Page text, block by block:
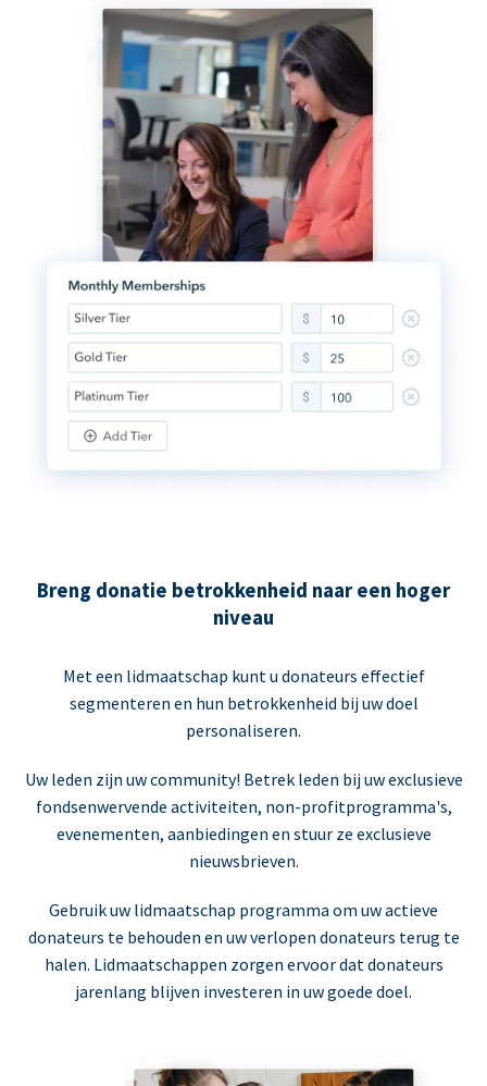
Breng donatie betrokkenheid naar een hoger
niveau
Met een lidmaatschap kunt u donateurs effectief
segmenteren en hun betrokkenheid bij uw doel
personaliseren.
Uw leden zijn uw community! Betrek leden bij uw exclusieve
fondsenwervende activiteiten, non-profitprogramma's,
evenementen, aanbiedingen en stuur ze exclusieve
nieuwsbrieven.
Gebruik uw lidmaatschap programma om uw actieve
donateurs te behouden en uw verlopen donateurs terug te
halen. Lidmaatschappen zorgen ervoor dat donateurs
jarenlang blijven investeren in uw goede doel.